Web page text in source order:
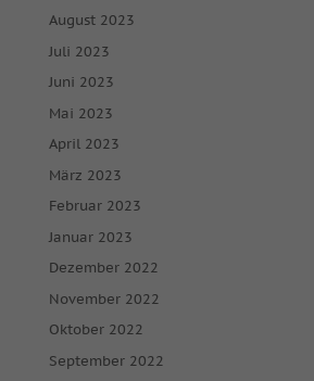
August 2023
Juli 2023
Juni 2023
Mai 2023
April 2023
März 2023
Februar 2023
Januar 2023
Dezember 2022
November 2022
Oktober 2022
September 2022